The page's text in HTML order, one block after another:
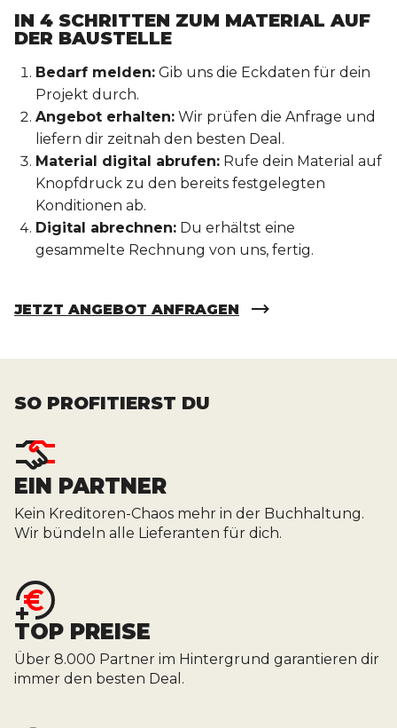
IN 4 SCHRITTEN ZUM MATERIAL AUF
DER BAUSTELLE
Bedarf melden: Gib uns die Eckdaten für dein
Projekt durch.
Angebot erhalten: Wir prüfen die Anfrage und
liefern dir zeitnah den besten Deal.
Material digital abrufen: Rufe dein Material auf
Knopfdruck zu den bereits festgelegten
Konditionen ab.
Digital abrechnen: Du erhältst eine
gesammelte Rechnung von uns, fertig.
JETZT ANGEBOT ANFRAGEN
SO PROFITIERST DU
EIN PARTNER
Kein Kreditoren-Chaos mehr in der Buchhaltung.
Wir bündeln alle Lieferanten für dich.
TOP PREISE
Über 8.000 Partner im Hintergrund garantieren dir
immer den besten Deal.